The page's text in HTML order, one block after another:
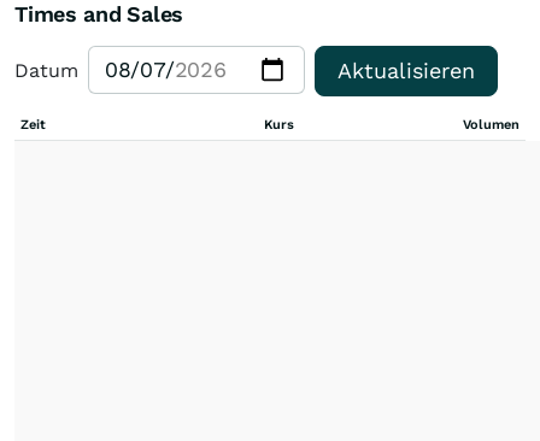
Times and Sales
Datum Aktualisieren
Zeit Kurs Volumen